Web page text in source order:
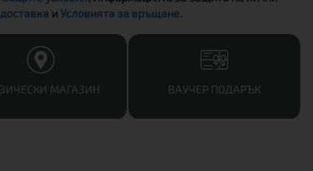
иУсловията за връщане.
МАГАЗИН ВАУЧЕР ПОДАРЪК